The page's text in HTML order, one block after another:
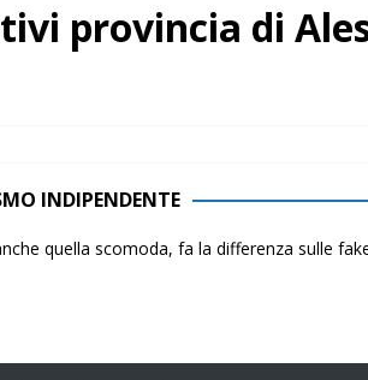
vergognosa,
provincia di
INDIPENDENTE
quella scomoda, fa la differenza sulle